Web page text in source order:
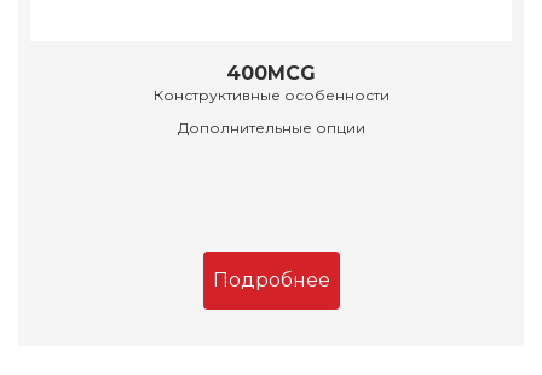
400MCG
Конструктивные особенности
Дополнительные опции
Подробнее